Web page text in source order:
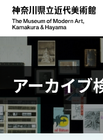
アーカイブ